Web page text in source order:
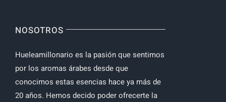
NOSOTROS
Hueleamillonario es la pasión que sentimos
por los aromas árabes desde que
conocimos estas esencias hace ya más de
20 años. Hemos decido poder ofrecerte la